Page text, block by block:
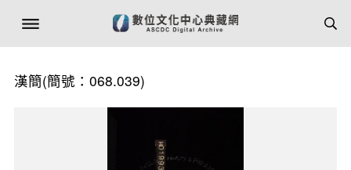
漢簡(簡號：068.039)